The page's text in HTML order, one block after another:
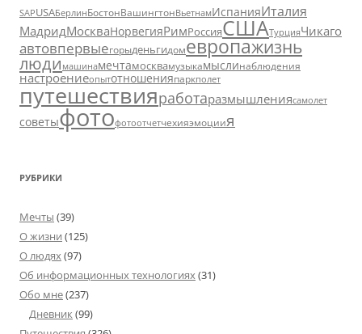
SAPUSAБерлинБостонВашингтонВьетнамИспанияИталия
МадридМоскваНорвегияРимРоссияСШАТурцияЧикаго
автовпервыегорыденьгидомевропажизнь
люди машинамечтамосквамузыкамыслинаблюдения
настроениеопытотношенияпаркполет
путешествияработаразмышлениясамолет
советыфотофотоотчетчехияэмоциия
РУБРИКИ
Мечты (39)
О жизни (125)
О людях(97)
Об информационных технологиях(31)
Обо мне(237)
Дневник(99)